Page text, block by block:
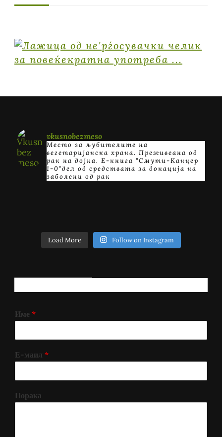
vkusnobezmeso
Место за љубителите на
вегетаријанска храна. Преживеана од
рак на дојка. E-книга "Смути-Канцер
1-0"дел од средствата за донација на
заболени од рак
Load More Follow on Instagram
Име *
Е-маил *
Порака